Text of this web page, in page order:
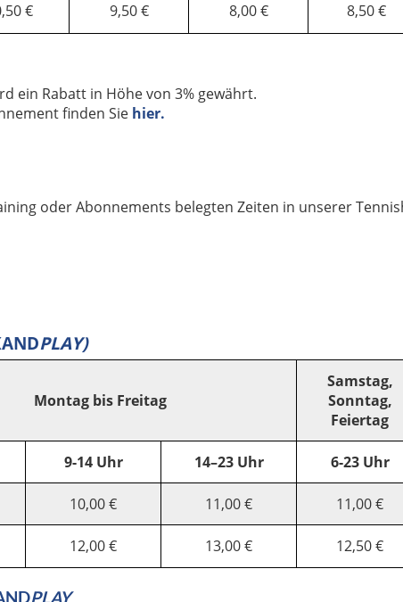
€ 9,50 € 8,00 € 8,50 €
ein Rabatt in Höhe von 3% gewährt.
finden Sie hier.
oder Abonnements belegten Zeiten in unserer
PLAY)
Montag bis Freitag
Samstag,
Sonntag,
Feiertag
9-14 Uhr 14–23 Uhr 6-23 Uhr
10,00 € 11,00 € 11,00 €
12,00 € 13,00 € 12,50 €
PLAY